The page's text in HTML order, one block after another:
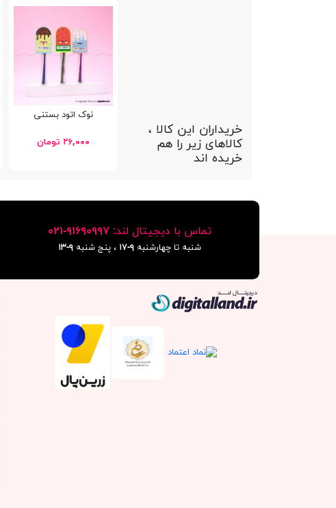
خریداران این کالا ،
کالاهای زیر را هم
خریده اند
نوک اتود بستنی
۲۶,۰۰۰ تومان
تماس با دیجیتال لند: ٩١۶٩٠٩٩٧-٠٢١
شنبه تا چهارشنبه ۹-۱۷ ، پنج شنبه ۹-١٣